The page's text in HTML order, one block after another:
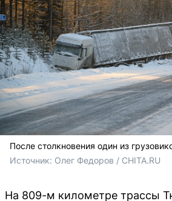
После столкновения один из
Источник: Олег Федоров / CHITA.RU
На 809-м километре трассы